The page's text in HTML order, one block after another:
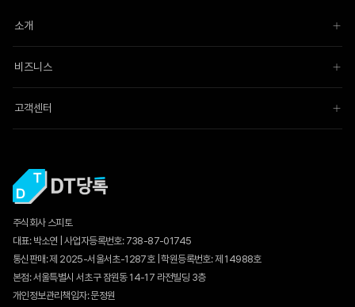
소개
비즈니스
고객센터
주식회사 스피토
대표: 박소연 | 사업자등록번호: 738-87-01745
통신판매:제 2025-서울서초-1287호| 학원등록번호: 제 14988호
본점: 서울특별시 서초구 잠원동 14-17 라전빌딩 3층
개인정보관리책임자: 문정원